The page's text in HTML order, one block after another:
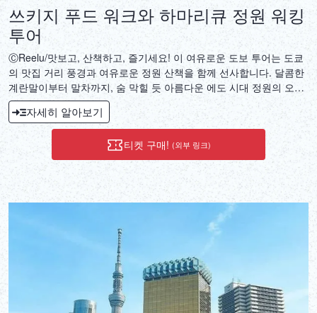
쓰키지 푸드 워크와 하마리큐 정원 워킹
투어
ⒸReelu/맛보고, 산책하고, 즐기세요! 이 여유로운 도보 투어는 도쿄
의 맛집 거리 풍경과 여유로운 정원 산책을 함께 선사합니다. 달콤한
계란말이부터 말차까지, 숨 막힐 듯 아름다운 에도 시대 정원의 오아
시스에서 맛있는 여정을 마무리하세요.
자세히 알아보기
티켓 구매! (외부 링크)